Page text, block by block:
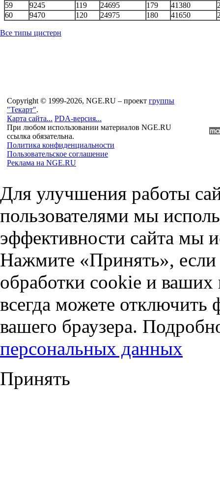
59
9245 119 24695 179 41380
60
9470 120 24975 180 41650
Все типы цистерн
Copyright © 1999-2026, NGE.RU – проект группы
"Текарт".
Карта сайта... PDA-версия...
При любом использовании материалов NGE.RU
ссылка обязательна.
Политика конфиденциальности
Пользовательское соглашение
Реклама на NGE.RU
Для улучшения работы
пользователями мы
эффективности сайта мы
Нажмите «Принять», если
обработки cookie и
всегда можете отключить
вашего браузера.
персональных данных
Принять